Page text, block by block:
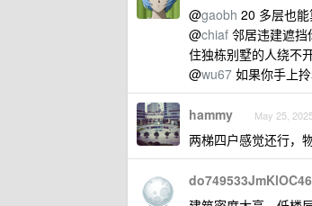
@gaobh 20 多层也能
@chiaf 邻居违建遮
住独栋别墅的人绕不
@wu67 如果你手上
hammy May 25,
两梯四户感觉还行，
do749533JmKlOC46